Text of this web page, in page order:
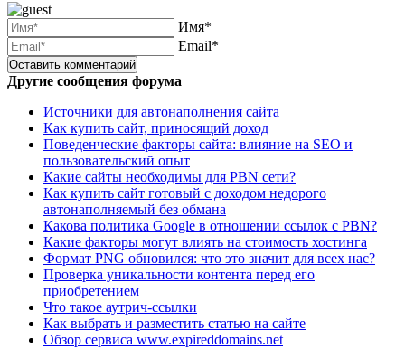
Имя*
Email*
Другие сообщения форума
Источники для автонаполнения сайта
Как купить сайт, приносящий доход
Поведенческие факторы сайта: влияние на SEO и
пользовательский опыт
Какие сайты необходимы для PBN сети?
Как купить сайт готовый с доходом недорого
автонаполняемый без обмана
Какова политика Google в отношении ссылок с PBN?
Какие факторы могут влиять на стоимость хостинга
Формат PNG обновился: что это значит для всех нас?
Проверка уникальности контента перед его
приобретением
Что такое аутрич-ссылки
Как выбрать и разместить статью на сайте
Обзор сервиса www.expireddomains.net